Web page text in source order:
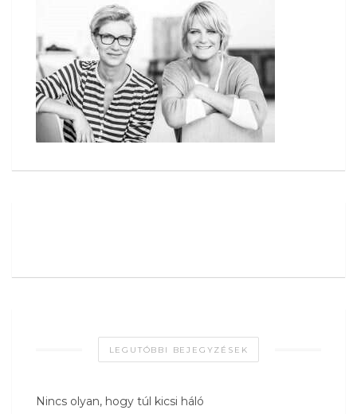
LEGUTÓBBI BEJEGYZÉSEK
Nincs olyan, hogy túl kicsi háló